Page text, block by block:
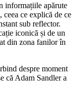
informațiile apărute
ceea ce explică de ce
sub reflector.
iconică și de un
din zona fanilor în
despre moment
că Adam Sandler a